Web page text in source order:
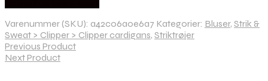
Varenummer (SKU): a42c06a0e6a7 Kategorier: Bluser, Strik &
Sweat > Clipper > Clipper cardigans, Striktrøjer
Previous Product
Next Product